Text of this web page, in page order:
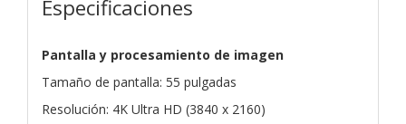
Especificaciones
Pantalla y procesamiento de imagen
Tamaño de pantalla: 55 pulgadas
Resolución: 4K Ultra HD (3840 x 2160)